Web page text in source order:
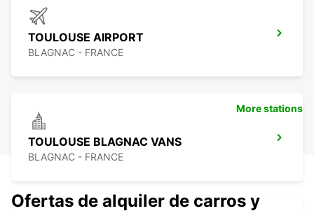
TOULOUSE AIRPORT
BLAGNAC - FRANCE
TOULOUSE BLAGNAC VANS
BLAGNAC - FRANCE
More stations
Ofertas de alquiler de carros y